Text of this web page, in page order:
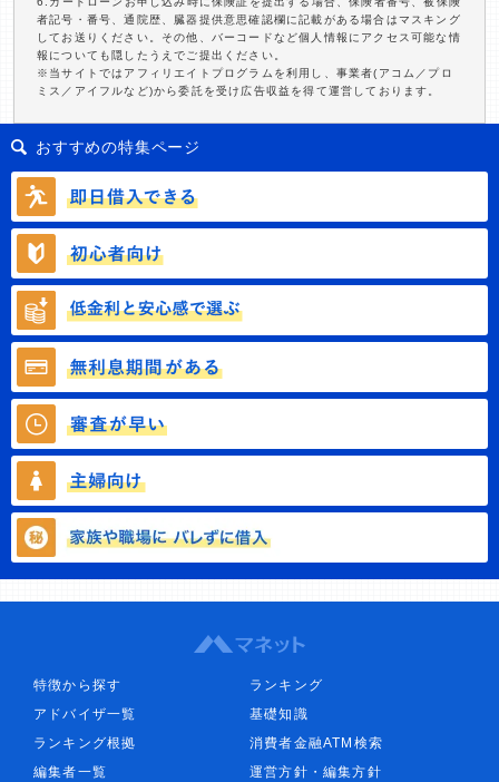
者記号・番号、通院歴、臓器提供意思確認欄に記載がある場合はマスキング
してお送りください。その他、バーコードなど個人情報にアクセス可能な情
報についても隠したうえでご提出ください。
※当サイトではアフィリエイトプログラムを利用し、事業者(アコム／プロ
ミス／アイフルなど)から委託を受け広告収益を得て運営しております。
おすすめの特集ページ
特徴から探す
ランキング
アドバイザ一覧
基礎知識
ランキング根拠
消費者金融ATM検索
編集者一覧
運営方針・編集方針